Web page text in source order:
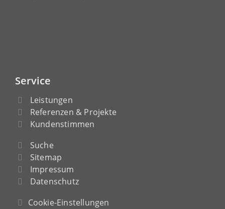
Service
Leistungen
Referenzen & Projekte
Kundenstimmen
Suche
Sitemap
Impressum
Datenschutz
Cookie-Einstellungen